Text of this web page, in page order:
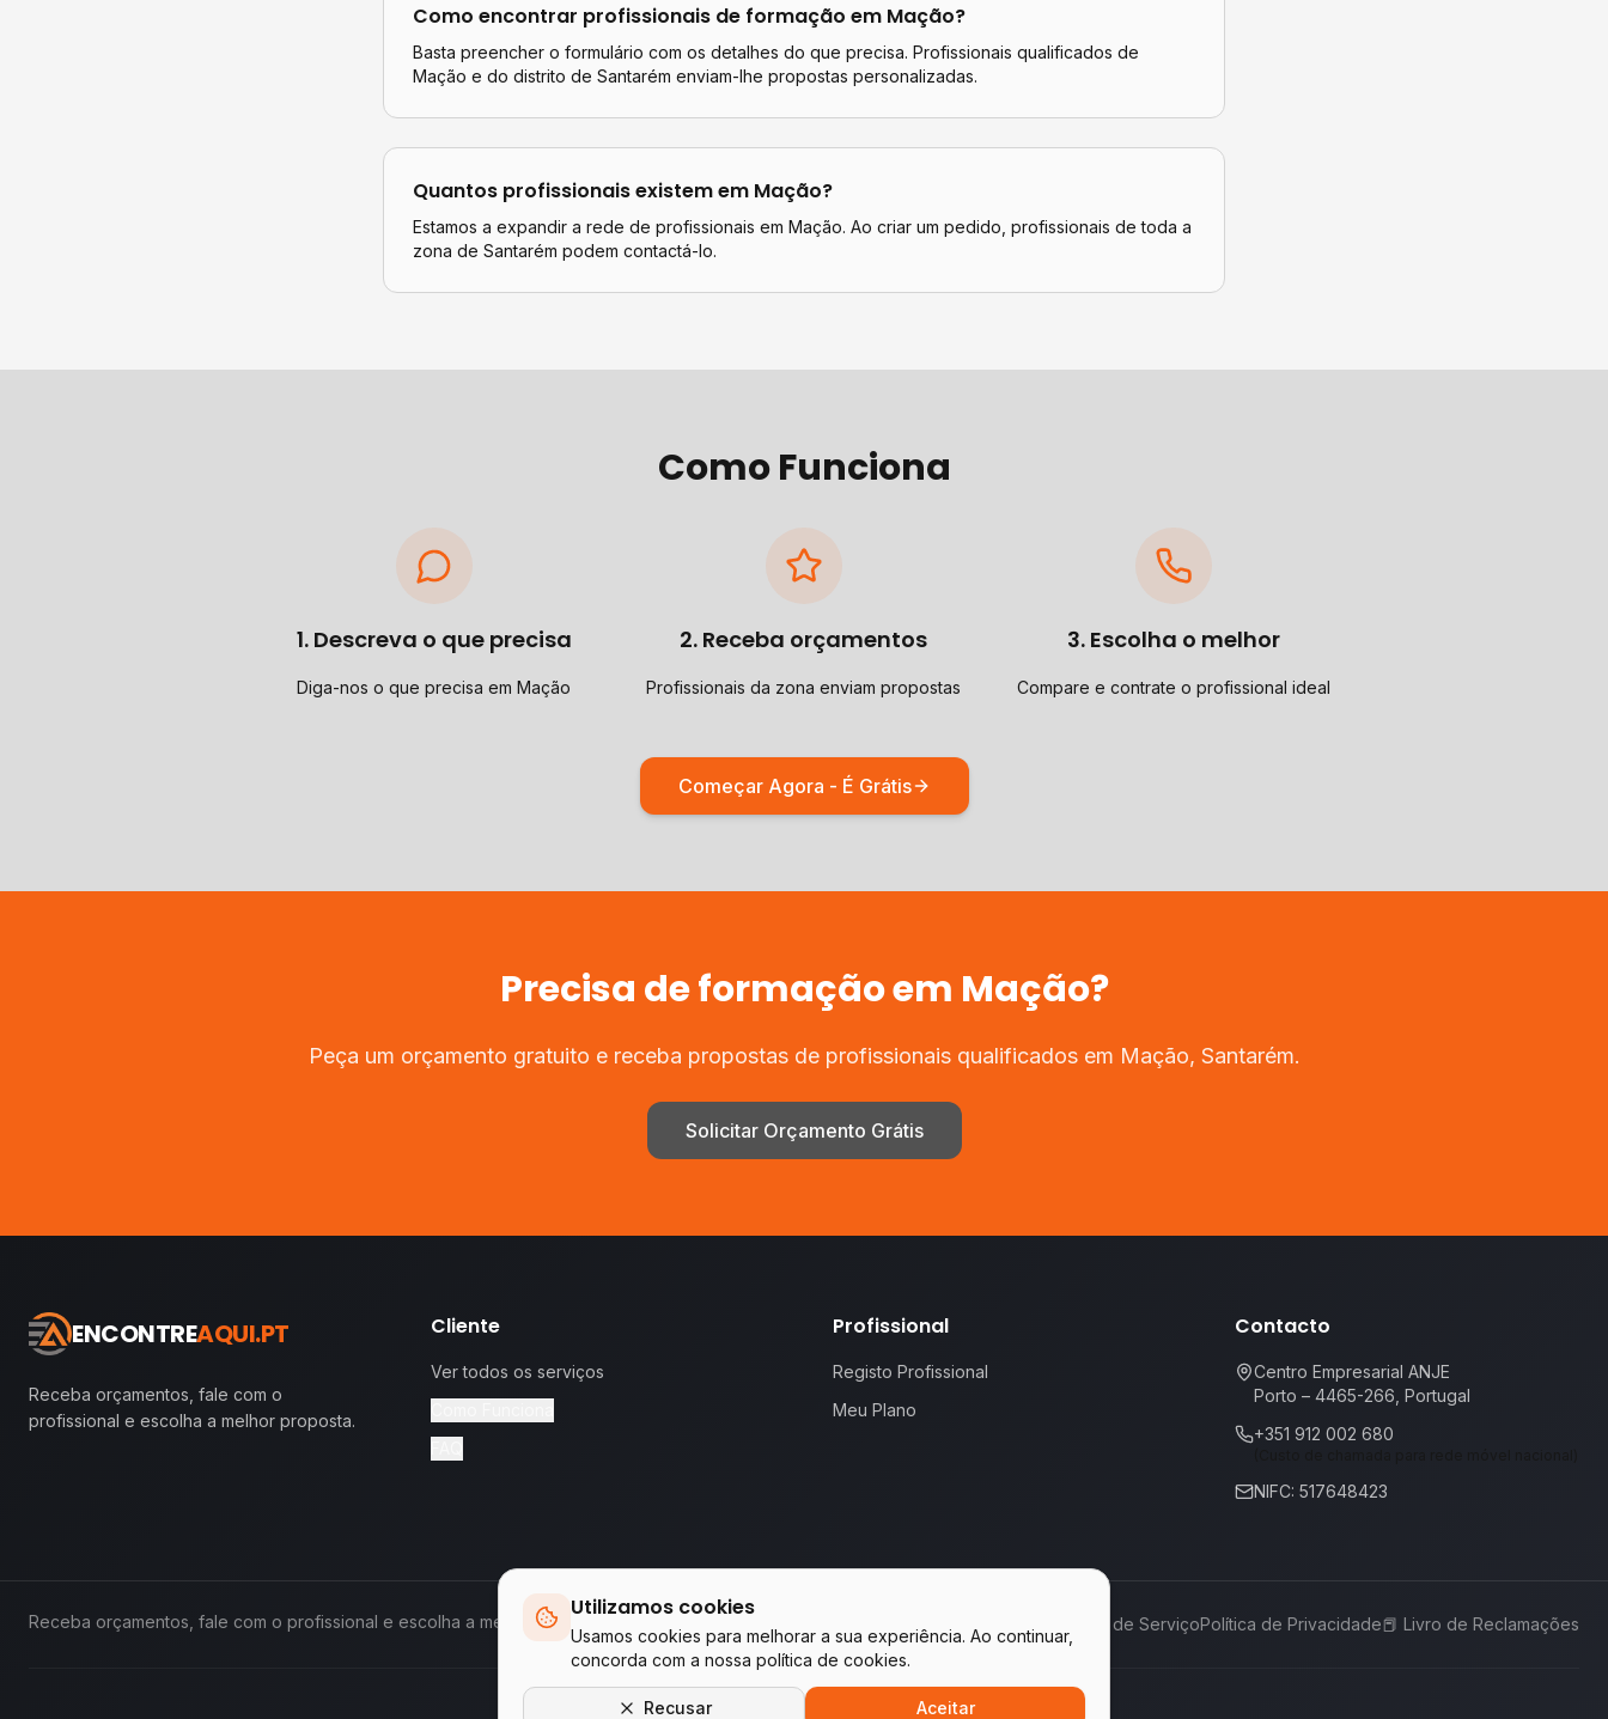
Utilizamos cookies
Usamos cookies para melhorar a sua experiência. Ao continuar,
concorda com a nossa política de cookies.
Recusar Aceitar
Como encontrar profissionais de formação em Mação?
Basta preencher o formulário com os detalhes do que precisa. Profissionais qualificados de
Mação e do distrito de Santarém enviam-lhe propostas personalizadas.
Quantos profissionais existem em Mação?
Estamos a expandir a rede de profissionais em Mação. Ao criar um pedido, profissionais de toda a
zona de Santarém podem contactá-lo.
Como Funciona
1. Descreva o que precisa
Diga-nos o que precisa em Mação
2. Receba orçamentos
Profissionais da zona enviam propostas
3. Escolha o melhor
Compare e contrate o profissional ideal
Começar Agora - É Grátis
Precisa deformaçãoem Mação?
Peça um orçamento gratuito e receba propostas de profissionais qualificados em Mação, Santarém.
Solicitar Orçamento Grátis
ENCONTREAQUI.PT
Receba orçamentos, fale com o
profissional e escolha a melhor proposta.
Cliente
Ver todos os serviços
Profissional
Registo Profissional
Meu Plano
Contacto
Centro Empresarial ANJE
Porto – 4465-266, Portugal
+351 912 002 680
NIFC: 517648423
Receba orçamentos, fale com o profissional e escolha a melhor proposta. Termos de ServiçoPolítica de Privacidade📕 Livro de Reclamações
Empresas do grupo WA Tecnologia & Serviços